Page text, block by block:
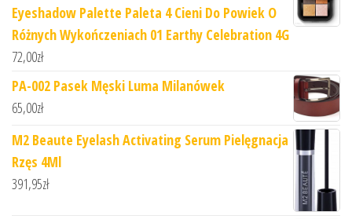
Eyeshadow Palette Paleta 4 Cieni Do Powiek O
Różnych Wykończeniach 01 Earthy Celebration 4G
72,00zł
PA-002 Pasek Męski Luma Milanówek
65,00zł
M2 Beaute Eyelash Activating Serum Pielęgnacja
Rzęs 4Ml
391,95zł